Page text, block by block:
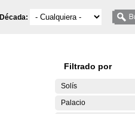
Década:
Filtrado por
Solís
Palacio